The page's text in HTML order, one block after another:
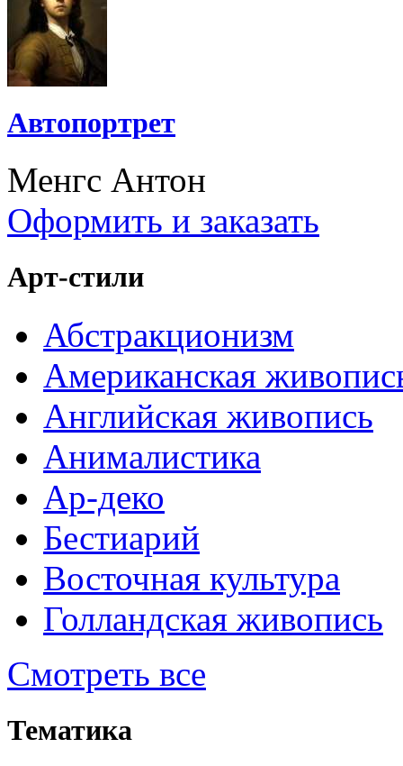
Автопортрет
Менгс Антон
Оформить и заказать
Арт-стили
Абстракционизм
Американская
Английская живопись
Анималистика
Ар-деко
Бестиарий
Восточная культура
Голландская живопись
Смотреть все
Тематика